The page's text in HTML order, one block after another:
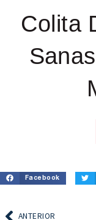
Colita
Facebook
ANTERIOR